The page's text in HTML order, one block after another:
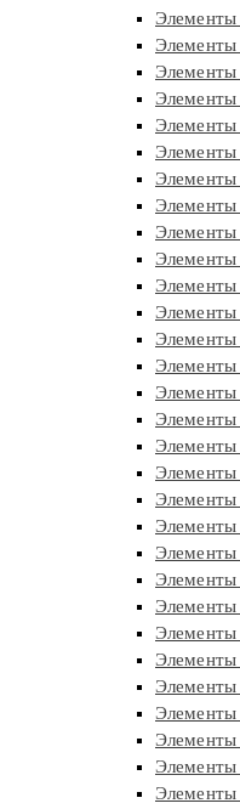
Элементы
Элементы
Элементы
Элементы
Элементы
Элементы
Элементы
Элементы
Элементы
Элементы
Элементы
Элементы
Элементы
Элементы
Элементы
Элементы
Элементы
Элементы
Элементы
Элементы
Элементы
Элементы
Элементы
Элементы
Элементы
Элементы
Элементы